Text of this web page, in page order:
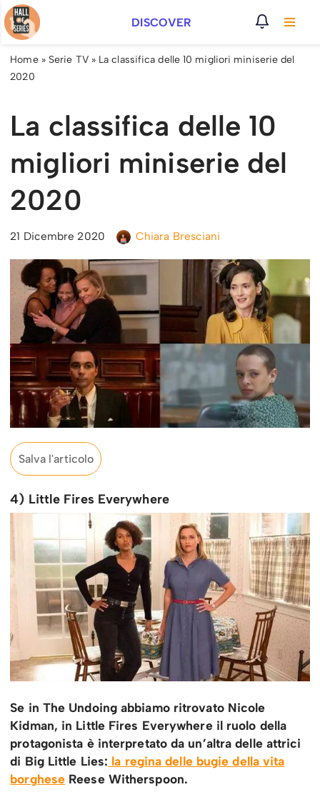
Vai
al
contenuto
DISCOVER
Home» Serie TV» La classifica delle 10 migliori miniserie del
2020
La classifica delle 10
migliori miniserie del
2020
21 Dicembre 2020 Chiara Bresciani
Salva l'articolo
4) Little Fires Everywhere
Se in The Undoing abbiamo ritrovato Nicole
Kidman, in Little Fires Everywhere il ruolo della
protagonista è interpretato da un’altra delle attrici
di Big Little Lies: la regina delle bugie della vita
borghese Reese Witherspoon.